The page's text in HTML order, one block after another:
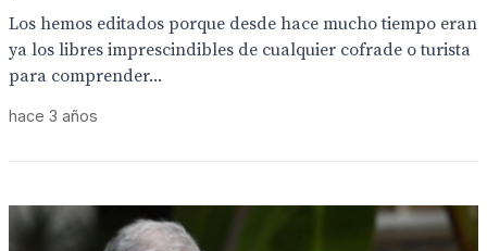
Los hemos editados porque desde hace mucho tiempo eran
ya los libres imprescindibles de cualquier cofrade o turista
para comprender...
hace 3 años